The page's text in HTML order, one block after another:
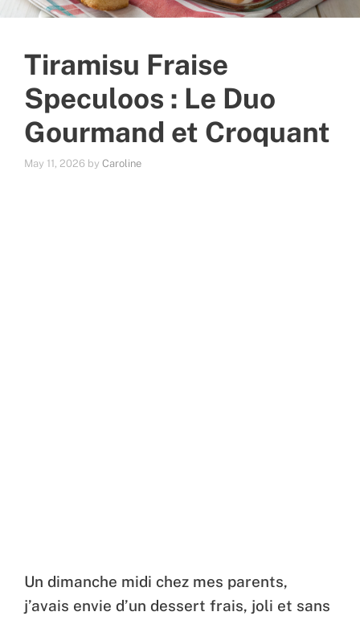
Tiramisu Fraise
Speculoos : Le Duo
Gourmand et Croquant
May 11, 2026 by Caroline
Un dimanche midi chez mes parents,
j’avais envie d’un dessert frais, joli et sans